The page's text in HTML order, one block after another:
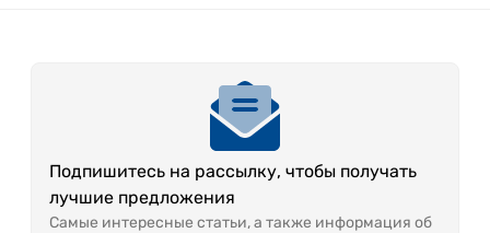
Подпишитесь на рассылку, чтобы получать
лучшие предложения
Самые интересные статьи, а также информация об